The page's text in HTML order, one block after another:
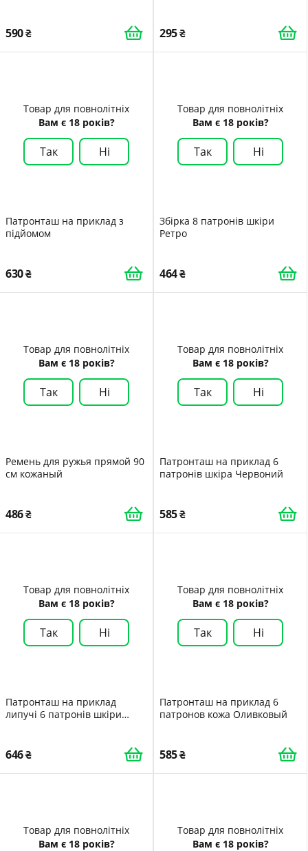
590 295
Товар для повнолітніх
Вам є 18 років?
Так Ні
Патронташ на приклад з
підйомом
630
Товар для повнолітніх
Вам є 18 років?
Так Ні
Збірка 8 патронів шкіри
Ретро
464
Товар для повнолітніх
Вам є 18 років?
Так Ні
Ремень для ружья прямой 90
см кожаный
486
Товар для повнолітніх
Вам є 18 років?
Так Ні
Патронташ на приклад 6
патронів шкіра Червоний
585
Товар для повнолітніх
Вам є 18 років?
Так Ні
Патронташ на приклад
липучі 6 патронів шкіри
646
Товар для повнолітніх
Вам є 18 років?
Так Ні
Патронташ на приклад 6
патронов кожа Оливковый
585
Товар для повнолітніх
Вам є 18 років?
Товар для повнолітніх
Вам є 18 років?